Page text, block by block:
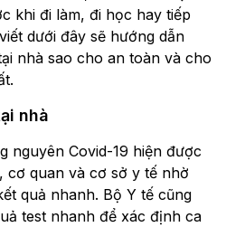
khi đi làm, đi học hay tiếp
dưới đây sẽ hướng dẫn
nhà sao cho an toàn và cho
nhà
nguyên Covid-19 hiện được
cơ quan và cơ sở y tế nhờ
quả nhanh. Bộ Y tế cũng
test nhanh để xác định ca